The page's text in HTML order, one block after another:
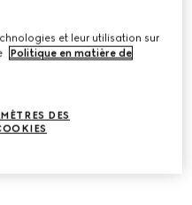
et leur utilisation sur
Politique en matière de
DES